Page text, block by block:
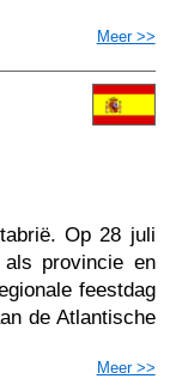
Meer >>
Op 28 juli
als provincie en
feestdag
de Atlantische
Meer >>